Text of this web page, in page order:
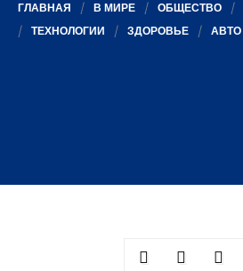
ГЛАВНАЯ В МИРЕ ОБЩЕСТВО
ТЕХНОЛОГИИ
ЗДОРОВЬЕ АВТО